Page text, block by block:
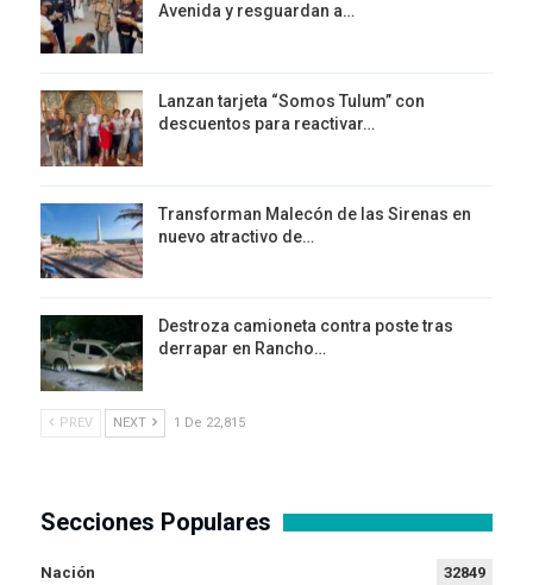
Avenida y resguardan a…
Lanzan tarjeta “Somos Tulum” con
descuentos para reactivar…
Transforman Malecón de las Sirenas en
nuevo atractivo de…
Destroza camioneta contra poste tras
derrapar en Rancho…
PREV NEXT 1 De 22,815
Secciones Populares
Nación 32849